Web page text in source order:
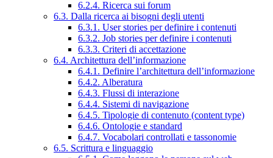
6.2.4. Ricerca sui forum
6.3. Dalla ricerca ai bisogni degli utenti
6.3.1. User stories per definire i contenuti
6.3.2. Job stories per definire i contenuti
6.3.3. Criteri di accettazione
6.4. Architettura dell’informazione
6.4.1. Definire l’architettura dell’informazione
6.4.2. Alberatura
6.4.3. Flussi di interazione
6.4.4. Sistemi di navigazione
6.4.5. Tipologie di contenuto (content type)
6.4.6. Ontologie e standard
6.4.7. Vocabolari controllati e tassonomie
6.5. Scrittura e linguaggio